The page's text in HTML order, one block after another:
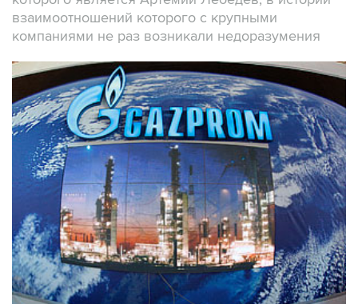
взаимоотношений которого с крупными
компаниями не раз возникали недоразумения